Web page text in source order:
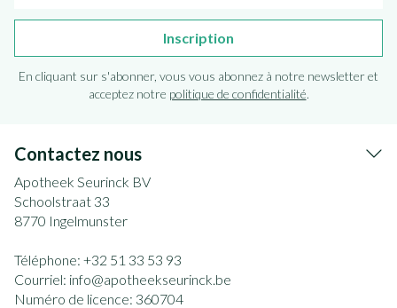
Inscription
En cliquant sur s'abonner, vous vous abonnez à notre newsletter et
acceptez notre politique de confidentialité.
Contactez nous
Apotheek Seurinck BV
Schoolstraat 33
8770 Ingelmunster
Téléphone: +32 51 33 53 93
Courriel: info@apotheekseurinck.be
Numéro de licence: 360704